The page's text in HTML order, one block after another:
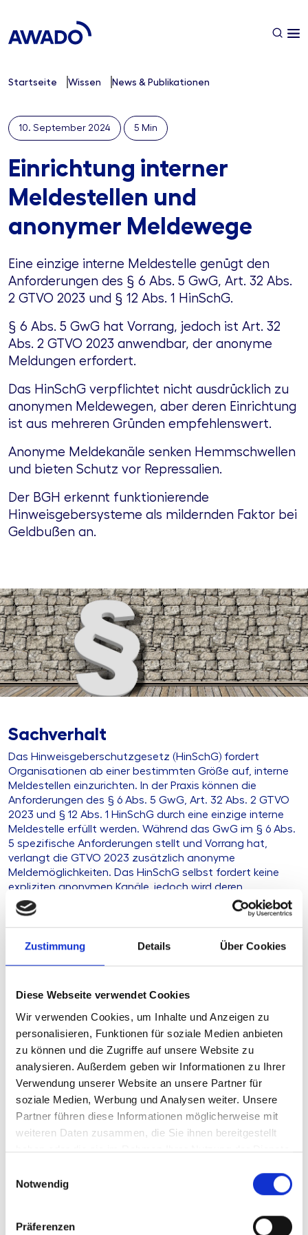
Zustimmung Details Über Cookies
Diese Webseite verwendet Cookies
Wir verwenden Cookies, um Inhalte und Anzeigen zu
personalisieren, Funktionen für soziale Medien anbieten
zu können und die Zugriffe auf unsere Website zu
analysieren. Außerdem geben wir Informationen zu Ihrer
Verwendung unserer Website an unsere Partner für
soziale Medien, Werbung und Analysen weiter. Unsere
Partner führen diese Informationen möglicherweise mit
weiteren Daten zusammen, die Sie ihnen bereitgestellt
haben oder die sie im Rahmen Ihrer Nutzung der Dienste
Notwendig
Präferenzen
Startseite Wissen News & Publikationen
10. September 2024 5 Min
Einrichtung interner
Meldestellen und
anonymer Meldewege
Eine einzige interne Meldestelle genügt den
Anforderungen des § 6 Abs. 5 GwG, Art. 32 Abs.
2 GTVO 2023 und § 12 Abs. 1 HinSchG.
§ 6 Abs. 5 GwG hat Vorrang, jedoch ist Art. 32
Abs. 2 GTVO 2023 anwendbar, der anonyme
Meldungen erfordert.
Das HinSchG verpflichtet nicht ausdrücklich zu
anonymen Meldewegen, aber deren Einrichtung
ist aus mehreren Gründen empfehlenswert.
Anonyme Meldekanäle senken Hemmschwellen
und bieten Schutz vor Repressalien.
Der BGH erkennt funktionierende
Hinweisgebersysteme als mildernden Faktor bei
Geldbußen an.
Sachverhalt
Das Hinweisgeberschutzgesetz (HinSchG) fordert
Organisationen ab einer bestimmten Größe auf, interne
Meldestellen einzurichten. In der Praxis können die
Anforderungen des § 6 Abs. 5 GwG, Art. 32 Abs. 2 GTVO
2023 und § 12 Abs. 1 HinSchG durch eine einzige interne
Meldestelle erfüllt werden. Während das GwG im § 6 Abs.
5 spezifische Anforderungen stellt und Vorrang hat,
verlangt die GTVO 2023 zusätzlich anonyme
Meldemöglichkeiten. Das HinSchG selbst fordert keine
expliziten anonymen Kanäle, jedoch wird deren
Einrichtung aufgrund der Vorteile für Hinweisgeber
dringend empfohlen.
Rechtliche Bewertung
Die rechtlichen Rahmenbedingungen für interne
vorgegeben. Der § 6 Abs. 5 GwG hat Vorrang vor den
allgemeinen Bestimmungen des HinSchG, soweit er
spezielleren Regelungsgehalt beinhaltet. In der Praxis
bedeutet dies, dass die Einrichtung einer internen
Meldestelle unabhängig von der Anzahl der
Beschäftigten verpflichtend ist. Gleichzeitig fordert Art.
32 Abs. 2 GTVO 2023 die Möglichkeit anonymer
Meldungen, was besonders für Kreditinstitute und
Finanzdienstleistungsinstitute von Bedeutung ist.
Anonyme Meldemöglichkeiten dienen als effektiver
Solche Kanäle sind insbesondere in Fällen
zudem an, dass ein funktionierendes